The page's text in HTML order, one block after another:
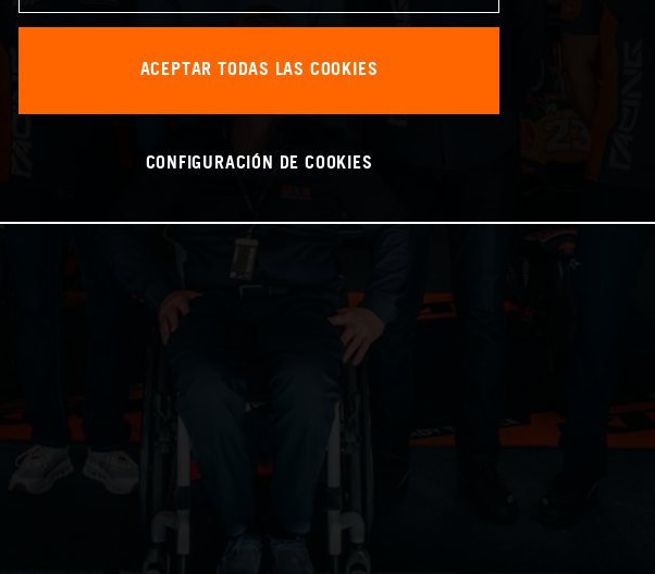
ACEPTAR TODAS LAS COOKIES
CONFIGURACIÓN DE COOKIES